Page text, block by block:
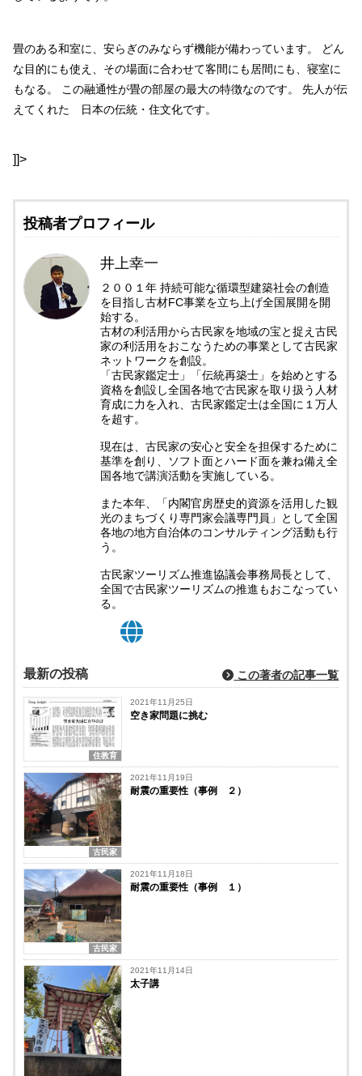
畳のある和室に、安らぎのみならず機能が備わっています。
どん
な目的にも使え、その場面に合わせて客間にも居間にも、寝室に
もなる。
この融通性が畳の部屋の最大の特徴なのです。 先人が伝
えてくれた 日本の伝統・住文化です。
]]>
投稿者プロフィール
井上幸一
２００１年 持続可能な循環型建築社会の創造
を目指し古材FC事業を立ち上げ全国展開を開
始する。
古材の利活用から古民家を地域の宝と捉え古民
家の利活用をおこなうための事業として古民家
ネットワークを創設。
「古民家鑑定士」「伝統再築士」を始めとする
資格を創設し全国各地で古民家を取り扱う人材
育成に力を入れ、古民家鑑定士は全国に１万人
を超す。
現在は、古民家の安心と安全を担保するために
基準を創り、ソフト面とハード面を兼ね備え全
国各地で講演活動を実施している。
また本年、「内閣官房歴史的資源を活用した観
光のまちづくり専門家会議専門員」として全国
各地の地方自治体のコンサルティング活動も行
う。
古民家ツーリズム推進協議会事務局長として、
全国で古民家ツーリズムの推進もおこなってい
る。
最新の投稿 この著者の記事一覧
住教育
2021年11月25日
空き家問題に挑む
古民家
2021年11月19日
耐震の重要性（事例 ２）
古民家
2021年11月18日
耐震の重要性（事例 １）
2021年11月14日
太子講